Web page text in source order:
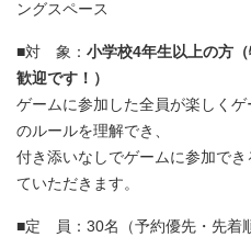
ングスペース
■対 象： 小学校4年生以上の方
歓迎です！）
ゲームに参加した全員が楽しく
のルールを理解でき、
付き添いなしでゲームに参加で
ていただきます。
■定 員：30名（予約優先・先着